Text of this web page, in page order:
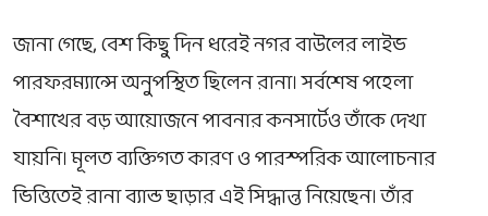
জানা গেছে, বেশ কিছু দিন ধরেই নগর বাউলের লাইভ
পারফরম্যান্সে অনুপস্থিত ছিলেন রানা। সর্বশেষ পহেলা
বৈশাখের বড় আয়োজনে পাবনার কনসার্টেও তাঁকে দেখা
যায়নি। মূলত ব্যক্তিগত কারণ ও পারস্পরিক আলোচনার
ভিত্তিতেই রানা ব্যান্ড ছাড়ার এই সিদ্ধান্ত নিয়েছেন। তাঁর